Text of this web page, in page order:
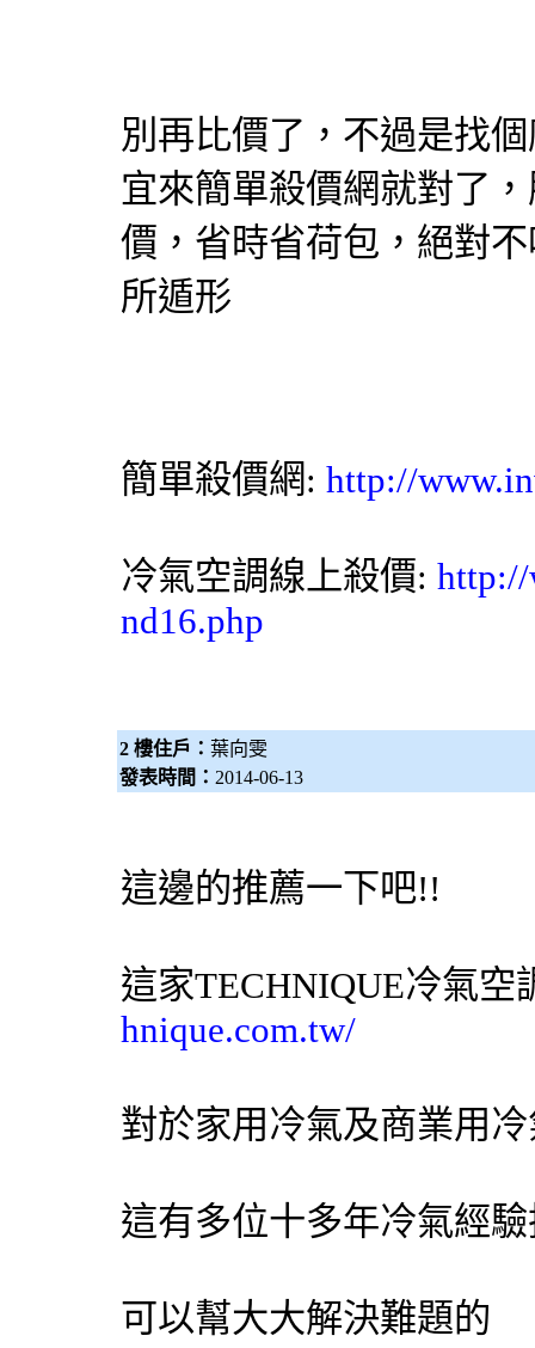
別再比價了，不過是找
宜來簡單殺價網就對了
價，省時省荷包，絕對
所遁形
簡單殺價網: http://
冷氣空調線上殺價: http://
nd16.php
2 樓住戶： 葉向雯
發表時間： 2014-06-13
這邊的推薦一下吧!!
這家TECHNIQUE冷氣空
hnique.com.tw/
對於家用 冷氣及商業用
這有多位十多年冷氣經
可以幫大大解決難題的